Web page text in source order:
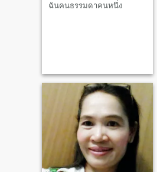
ฉันคนธรรมดาคนหนึ่ง